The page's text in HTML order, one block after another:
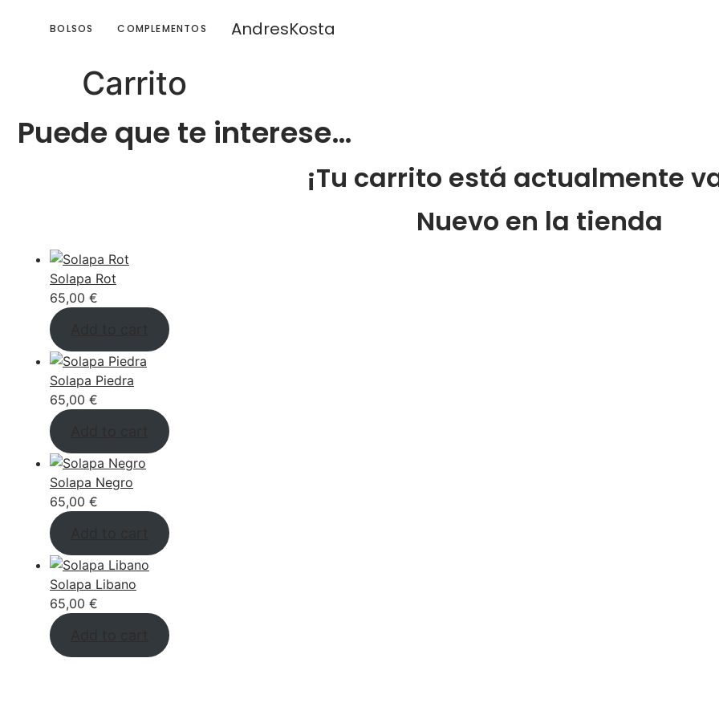
BOLSOS COMPLEMENTOS AndresKosta
Carrito
Puede que te interese…
¡Tu carrito está actualmente
Nuevo en la tienda
Solapa Rot
65,00 €
Solapa Piedra
65,00 €
Solapa Negro
65,00 €
Solapa Libano
65,00 €